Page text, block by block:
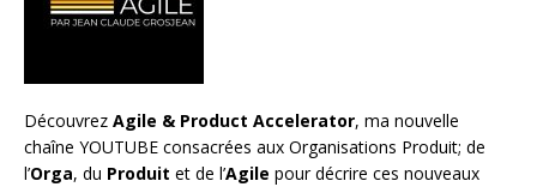
Découvrez Agile & Product Accelerator, ma nouvelle
chaîne YOUTUBE consacrées aux Organisations Produit; de
l’Orga, du Produit et de l’Agile pour décrire ces nouveaux